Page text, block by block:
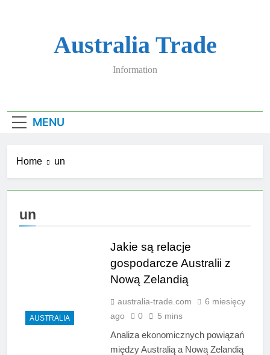
Australia Trade
Information
MENU
Home un
un
AUSTRALIA
Jakie są relacje
gospodarcze Australii z
Nową Zelandią
australia-trade.com
6 miesięcy
ago
0 5 mins
Analiza ekonomicznych powiązań
między Australią a Nową Zelandią